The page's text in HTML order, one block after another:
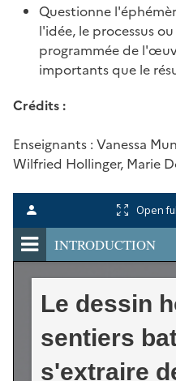
Questionne
l'idée, le processus
programmée de
importants que le
Crédits :
Enseignants : Vanessa
Wilfried Hollinger, Marie